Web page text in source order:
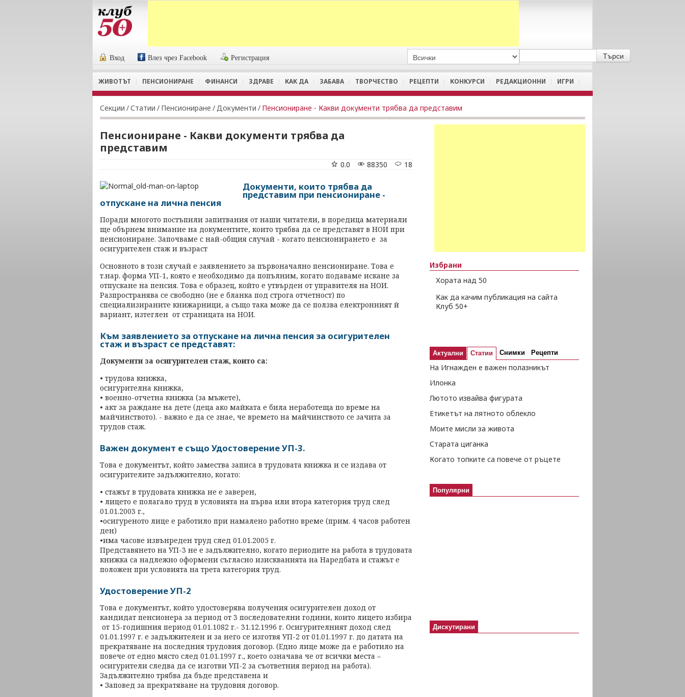
Вход Влез чрез Facebook Регистрация
ЖИВОТЪТ ПЕНСИОНИРАНЕ ФИНАНСИ ЗДРАВЕ КАК ДА ЗАБАВА ТВОРЧЕСТВО РЕЦЕПТИ КОНКУРСИ РЕДАКЦИОННИ ИГРИ
Секции /Статии / Пенсиониране /Документи / Пенсиониране - Какви документи трябва да представим
Пенсиониране - Какви документи трябва да
представим
18
88350
0.0
Документи, които трябва да
представим при пенсиониране -
отпускане на лична пенсия
Поради многото постъпили запитвания от наши читатели, в поредица материали
ще обърнем внимание на документите, които трябва да се представят в НОИ при
пенсиониране. Започваме с най-общия случай - когато пенсионирането е за
осигурителен стаж и възраст
Основното в този случай е заявлението за първоначално пенсиониране. Това е
т.нар. форма УП-1, която е необходимо да попълним, когато подаваме искане за
отпускане на пенсия. Това е образец, който е утвърден от управителя на НОИ.
Разпространява се свободно (не е бланка под строга отчетност) по
специализираните книжарници, а също така може да се ползва електронният й
вариант, изтеглен от страницата на НОИ.
Към заявлението за отпускане на лична пенсия за осигурителен
стаж и възраст се представят:
Документи за осигурителен стаж, които са:
• трудова книжка,
осигурителна книжка,
• военно-отчетна книжка (за мъжете),
• акт за раждане на дете (деца ако майката е била неработеща по време на
майчинството). - важно е да се знае, че времето на майчинството се зачита за
трудов стаж.
Важен документ е също Удостоверение УП-3.
Това е документът, който замества записа в трудовата книжка и се издава от
осигурителите задължително, когато:
• стажът в трудовата книжка не е заверен,
• лицето е полагало труд в условията на първа или втора категория труд след
01.01.2003 г.,
•осигуреното лице е работило при намалено работно време (прим. 4 часов работен
ден)
•има часове извънреден труд след 01.01.2005 г.
Представянето на УП-3 не е задължително, когато периодите на работа в трудовата
книжка са надлежно оформени съгласно изискванията на Наредбата и стажът е
положен при условията на трета категория труд.
Удостоверение УП-2
Това е документът, който удостоверява получения осигурителен доход от
кандидат пенсионера за период от 3 последователни години, които лицето избира
от 15-годишния период 01.01.1082 г.- 31.12.1996 г. Осигурителният доход след
01.01.1997 г. е задължителен и за него се изготвя УП-2 от 01.01.1997 г. до датата на
прекратяване на последния трудовия договор. (Едно лице може да е работило на
повече от едно място след 01.01.1997 г., което означава че от всички места –
осигурители следва да се изготви УП-2 за съответния период на работа).
Задължително трябва да бъде представена и
• Заповед за прекратяване на трудовия договор.
Избрани
Хората над 50
Как да качим публикация на сайта
Клуб 50+
Актуални Статии Снимки Рецепти
На Игнажден е важен полазникът
Илонка
Лютото извайва фигурата
Етикетът на лятното облекло
Моите мисли за живота
Старата циганка
Когато топките са повече от ръцете
Популярни
Дискутирани